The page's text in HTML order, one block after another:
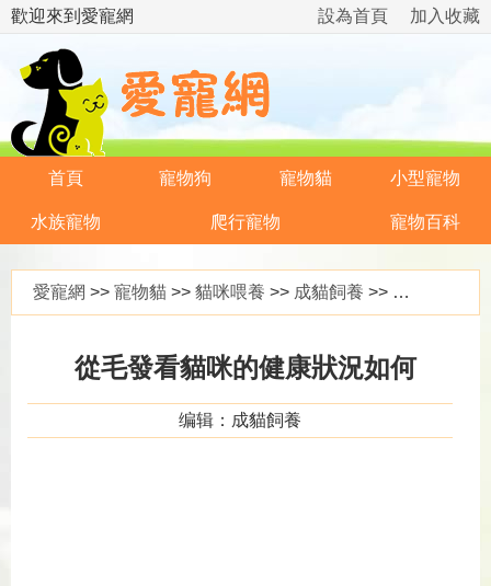
歡迎來到愛寵網 加入收藏
設為首頁
首頁 寵物狗 寵物貓 小型寵物
水族寵物 爬行寵物 寵物百科
愛寵網 >> 寵物貓 >> 貓咪喂養 >> 成貓飼養 >> 從毛發看貓咪的健康狀況如何
從毛發看貓咪的健康狀況如何
编辑：成貓飼養